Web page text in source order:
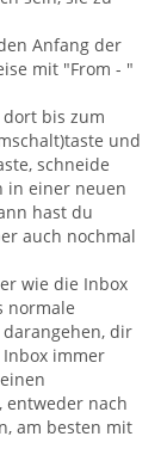
Anfang der
mit "From - "
dort bis zum
und
schneide
in einer neuen
hast du
auch nochmal
wie die Inbox
normale
dir
immer
entweder nach
am besten mit